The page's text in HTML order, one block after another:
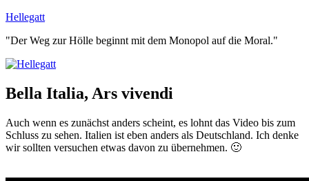
Zum
springen
Hellegatt
"Der Weg zur Hölle beginnt mit dem Monopol auf die Moral."
Bella Italia, Ars vivendi
Auch wenn es zunächst anders scheint, es lohnt das Video bis zum
Schluss zu sehen. Italien ist eben anders als Deutschland. Ich denke
wir sollten versuchen etwas davon zu übernehmen. 🙂